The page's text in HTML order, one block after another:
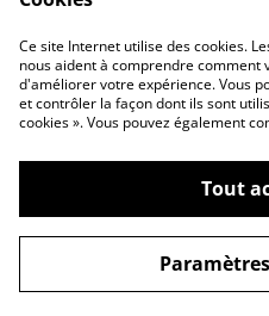
Politique de
confidentialité
©2026Auberjin
Ce site Internet utilise des cookies.
nous aident à comprendre comment
d'améliorer votre expérience. Vous
et contrôler la façon dont ils sont
cookies ». Vous pouvez également
Tout